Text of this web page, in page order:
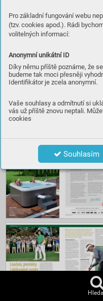
Pro základní fungování webu
(tzv. cookies apod.). Rádi
volitelných informací:
Anonymní unikátní ID
Díky němu příště poznáme, že
budeme tak moci přesněji
Identifikátor je zcela anonymní.
Vaše souhlasy a odmítnutí si
vás už příště znovu neptali.
cookies
Souhlasím
Obsah